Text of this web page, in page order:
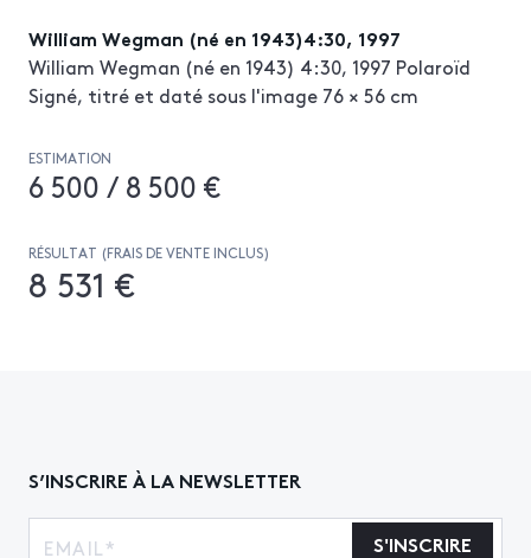
William Wegman (né en 1943)4:30, 1997
William Wegman (né en 1943) 4:30, 1997 Polaroïd
Signé, titré et daté sous l'image 76 × 56 cm
ESTIMATION
6 500 / 8 500 €
RÉSULTAT (FRAIS DE VENTE INCLUS)
8 531 €
S’INSCRIRE À LA NEWSLETTER
S'INSCRIRE